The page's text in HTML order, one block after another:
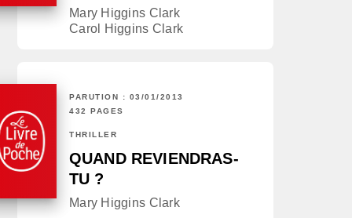
Mary Higgins Clark
Carol Higgins Clark
PARUTION : 03/01/2013
432 PAGES
THRILLER
QUAND REVIENDRAS-
TU ?
Mary Higgins Clark